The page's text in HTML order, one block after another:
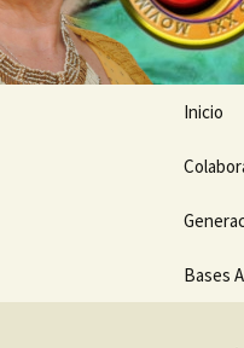
Inicio
DEL
Bases